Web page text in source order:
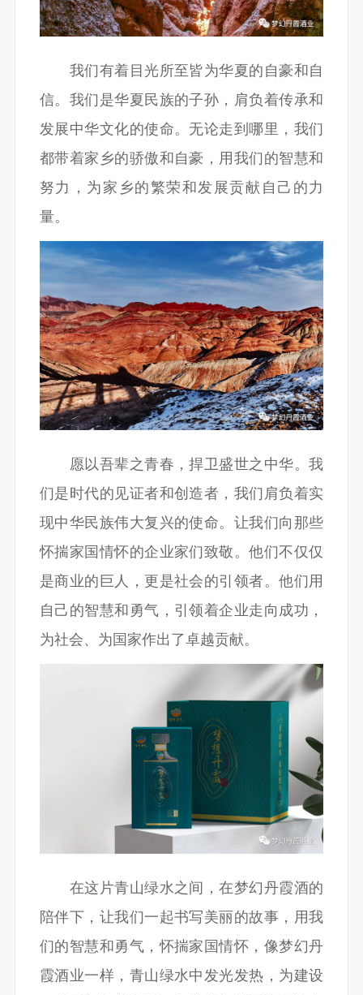
我们有着目光所至皆为华夏的自豪和自
信。我们是华夏民族的子孙，肩负着传承和
发展中华文化的使命。无论走到哪里，我们
都带着家乡的骄傲和自豪，用我们的智慧和
努力，为家乡的繁荣和发展贡献自己的力
量。
愿以吾辈之青春，捍卫盛世之中华。我
们是时代的见证者和创造者，我们肩负着实
现中华民族伟大复兴的使命。让我们向那些
怀揣家国情怀的企业家们致敬。他们不仅仅
是商业的巨人，更是社会的引领者。他们用
自己的智慧和勇气，引领着企业走向成功，
为社会、为国家作出了卓越贡献。
在这片青山绿水之间，在梦幻丹霞酒的
陪伴下，让我们一起书写美丽的故事，用我
们的智慧和勇气，怀揣家国情怀，像梦幻丹
霞酒业一样，青山绿水中发光发热，为建设